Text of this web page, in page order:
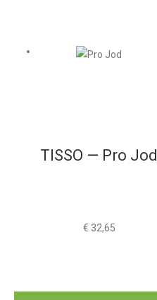
TISSO — Pro Jod
€ 32,65